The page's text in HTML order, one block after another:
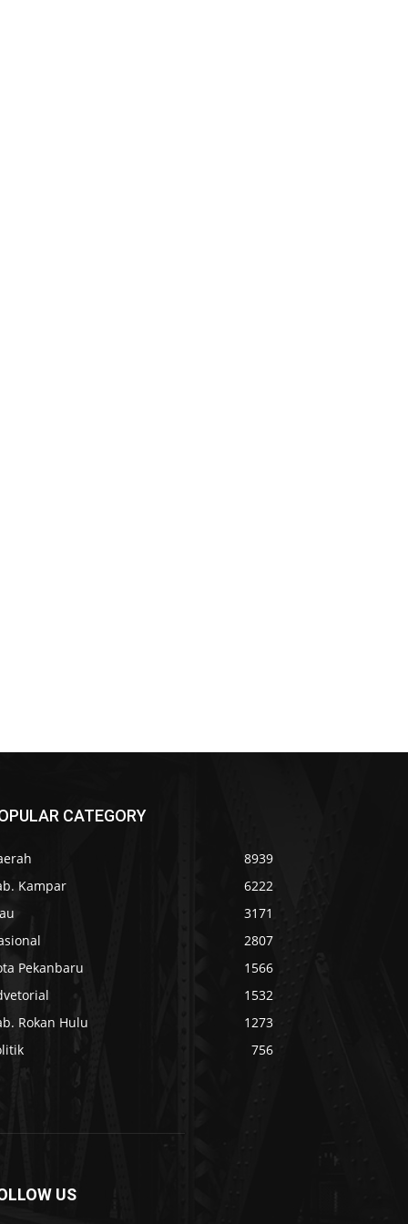
CATEGORY
8939
Kampar
6222
3171
2807
Pekanbaru
1566
1532
Rokan Hulu
1273
756
US